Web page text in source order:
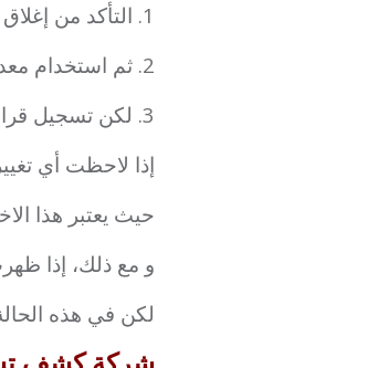
1. التأكد من إغلاق جميع محابس المياه داخل المنزل و خارجه.
2. ثم استخدام معدات الكشف الأوتوماتيكية المتعلقة بالغسالات و أنظمة الري.
3. لكن تسجيل قراءات العدادات بشكل دوري، كل ربع ساعة تقريبا.
إذا لاحظت أي
حيث يعتبر هذا
و مع ذلك، إذا
لكن في هذه